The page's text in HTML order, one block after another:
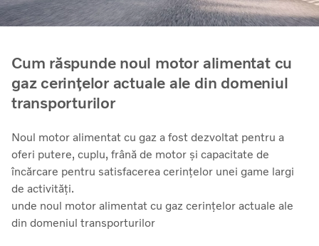
Cum răspunde noul motor alimentat cu
gaz cerințelor actuale ale din domeniul
transporturilor
Noul motor alimentat cu gaz a fost dezvoltat pentru a
oferi putere, cuplu, frână de motor și capacitate de
încărcare pentru satisfacerea cerințelor unei game largi
de activități.
unde noul motor alimentat cu gaz cerințelor actuale ale
din domeniul transporturilor